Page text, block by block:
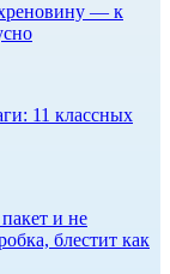
— к
11 классных
и не
блестит как